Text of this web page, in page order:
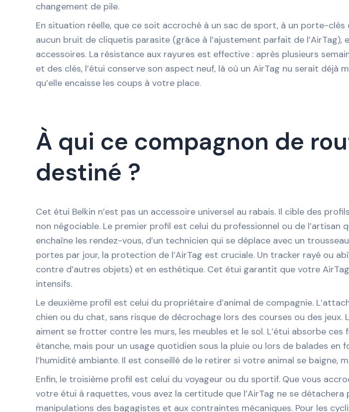
changement de pile.
En situation réelle, que ce soit accroché à un sac de sport, à un porte-
aucun bruit de cliquetis parasite (grâce à l’ajustement parfait de
accessoires. La résistance aux rayures est effective : après plusieurs
et des clés, l’étui conserve son aspect neuf, là où un AirTag nu serait déjà
qu’elle encaisse les coups à votre place.
À qui ce compagnon de
destiné ?
Cet étui Belkin n’est pas un accessoire universel au rabais. Il cible des
non négociable. Le premier profil est celui du professionnel ou de l’artisan
enchaîne les rendez-vous, d’un technicien qui se déplace avec un
portes par jour, la protection de l’AirTag est cruciale. Un tracker rayé ou
contre d’autres objets) et en esthétique. Cet étui garantit que votre
intensifs.
Le deuxième profil est celui du propriétaire d’animal de compagnie.
chien ou du chat, sans risque de décrochage lors des courses ou des
aiment se frotter contre les murs, les meubles et le sol. L’étui absorbe
étanche, mais pour un usage quotidien sous la pluie ou lors de balades
l’humidité ambiante. Il est conseillé de le retirer si votre animal se
Enfin, le troisième profil est celui du voyageur ou du sportif. Que vous
votre étui à raquettes, vous avez la certitude que l’AirTag ne se
manipulations des bagagistes et aux contraintes mécaniques. Pour les